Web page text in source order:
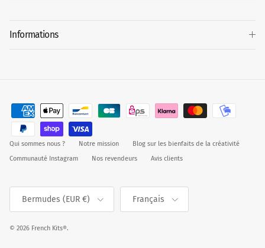
Informations
Qui sommes nous ? Notre mission
Blog sur les bienfaits de la créativité
Communauté Instagram
Nos revendeurs Avis clients
Bermudes (EUR €) Français
© 2026 French Kits®.